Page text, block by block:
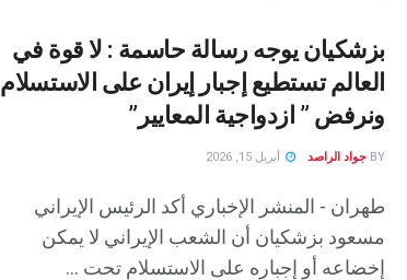
بزشكيان يوجه رسالة حاسمة : لا قوة في
العالم تستطيع إجبار إيران على الاستسلام
ونرفض ” ازدواجية المعايير”
BY جواد الراصد أبريل 15, 2026
طهران - المنشر الإخباري أكد الرئيس الإيراني
مسعود بزشكيان أن الشعب الإيراني لا يمكن
إخضاعه أو إجباره على الاستسلام تحت ...